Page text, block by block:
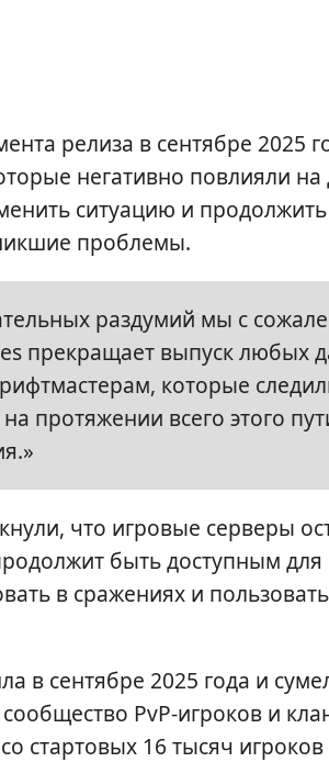
релиза в сентябре 2025
негативно повлияли
ситуацию и
проблемы.
раздумий мы с
прекращает выпуск любых
которые
на протяжении всего этого
что игровые серверы
быть доступным для
в сражениях и
в сентябре 2025 года и
PvP-игроков и
стартовых 16 тысяч